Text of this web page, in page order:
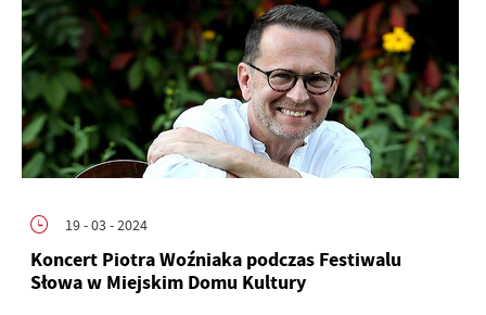
19 - 03 - 2024
Koncert Piotra Woźniaka podczas Festiwalu
Słowa w Miejskim Domu Kultury